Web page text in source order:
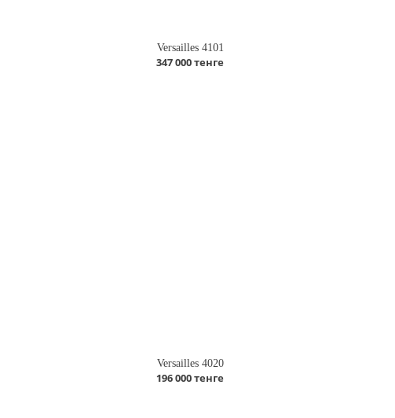
Versailles 4101
347 000 тенге
Versailles 4020
196 000 тенге